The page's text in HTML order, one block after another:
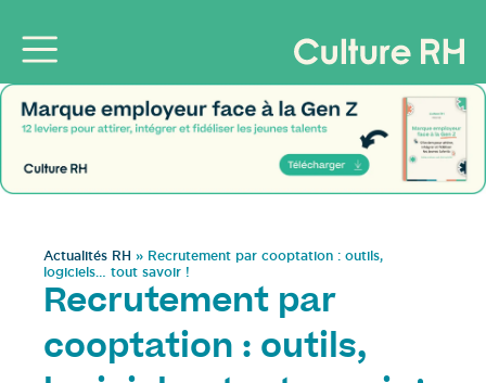
Actualités RH » Recrutement par cooptation : outils,
logiciels… tout savoir !
Recrutement par
cooptation : outils,